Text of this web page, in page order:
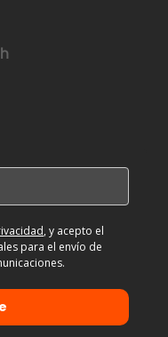
, y acepto el
para el envío de